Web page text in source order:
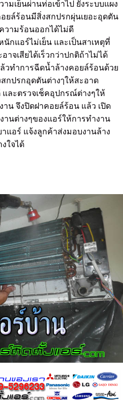
มเย็นผ่านท่อเข้าไป ยังระบบแผง
ยล์ร้อนมีสิ่งสกปรกผุ่นเยอะอุดตัน
วามร้อนออกได้ไม่ดี
กแอร์ไม่เย็น และเป็นสาเหตุที่
าจเสียได้เร็วกว่าปกติถ้าไม่ได้
วทำการฉีดน้ำล้างคอยล์ร้อนด้วย
กปรกอุดตันต่างๅให้สะอาด
ละตรวจเช็คอุปกรณ์ต่างๆให้
น จึงปิดฝาคอยล์ร้อน แล้ว เปิด
านต่างๆของแอร์ให้การทำงาน
แอร์ แจ้งลูกค้าส่งมอบงานล้าง
ใจได้